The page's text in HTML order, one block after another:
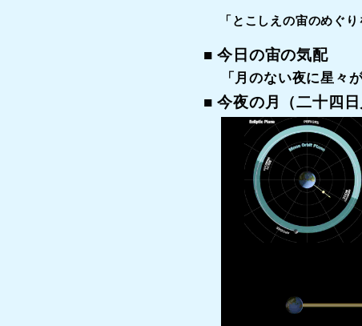
「とこしえの宙のめぐり
■ 今日の宙の気配
「月のない夜に星々
■ 今夜の月（二十四日